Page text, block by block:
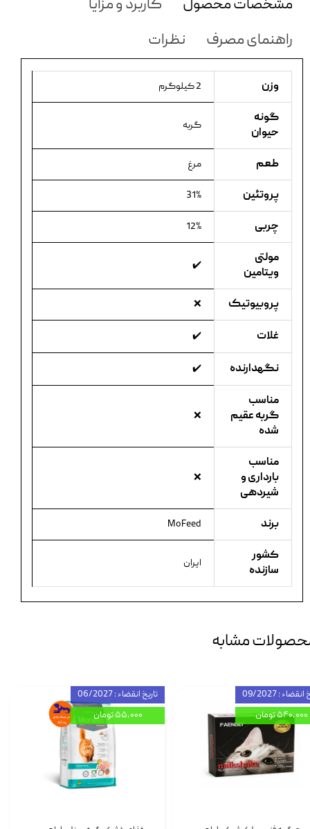
مشخصات محصول
کاربرد و مزایا
راهنمای مصرف
نظرات
وزن 2 کیلوگرم
گونه
حیوان
گربه
طعم مرغ
پروتئین 31%
چربی 12%
مولتی
ویتامین
✔️
پروبیوتیک ❌
غلات ✔️
نگهدارنده ✔️
مناسب
گربه عقیم
شده
❌
مناسب
بارداری و
شیردهی
❌
برند MoFeed
کشور
سازنده
ایران
مشابه
تاریخ انقضاء : 06/2027
۵۵,۰۰۰ تومان
: 09/2027
۵۴۰,۰۰۰ تومان